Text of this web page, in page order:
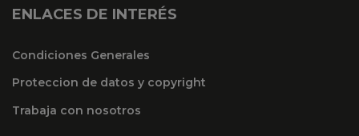
ENLACES DE INTERÉS
Condiciones Generales
Proteccion de datos y copyright
Trabaja con nosotros